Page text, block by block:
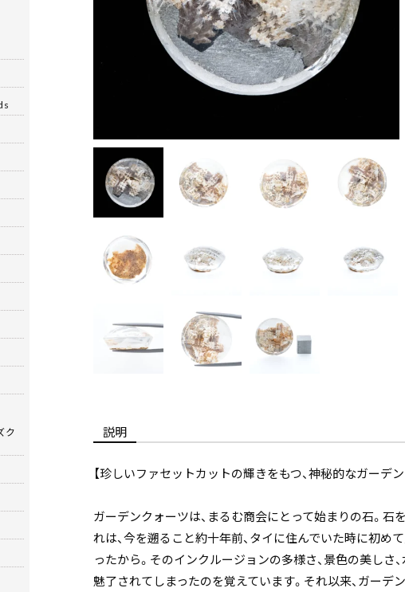
説明
【珍しいファセットカットの輝きをもつ、神秘的なガーデン
ガーデンクォーツは、まるむ商会にとって始まりの石。石
れは、今を遡ること約十年前、タイに住んでいた時に初め
ったから。そのインクルージョンの多様さ、景色の美しさ
魅了されてしまったのを覚えています。それ以来、ガー
ク